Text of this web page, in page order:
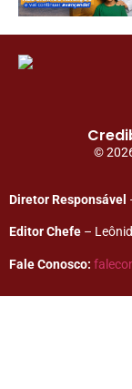
©
Diretor Responsável
Editor Chefe –
Fale Conosco: